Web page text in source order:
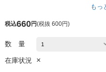
もっ
税込660円(税抜 600円)
数 量
在庫状況 ×